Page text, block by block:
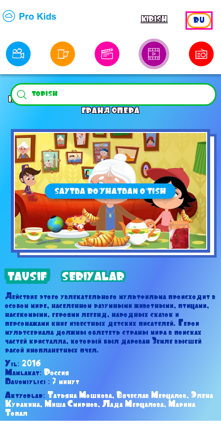
KIRISH RU
ПЧЕЛОГРАФИЯ. СЕРИЯ 14. ТАЙНА КРЫШИ ТЕАТРА
ГРАНД ОПЕРА
SAYTDA RO'YHATDAN O'TISH
TAVSIF SERIYALAR
Действие этого увлекательного мультфильма происходит в
особом мире, населенном разумными животными, птицами,
насекомыми, героями легенд, народных сказок и
персонажами книг известных детских писателей. Герои
мультсериала должны облететь страны мира в поисках
частей кристалла, который был дарован Земле высшей
расой инопланетных пчел.
Yil: 2016
Mamlakat: Россия
Davomiyligi : 7 минут
Aktyorlar: Татьяна Мошкова, Вячеслав Мерцалов, Элена
Куракина, Миша Смирнов, Лада Мерцалова, Марина
Топал